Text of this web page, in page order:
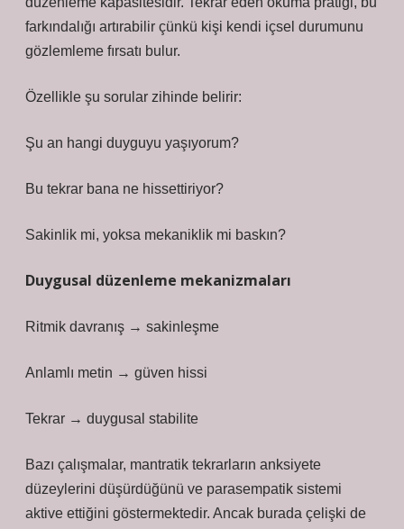
farkındalığı artırabilir çünkü kişi kendi içsel durumunu
gözlemleme fırsatı bulur.
Özellikle şu sorular zihinde belirir:
Şu an hangi duyguyu yaşıyorum?
Bu tekrar bana ne hissettiriyor?
Sakinlik mi, yoksa mekaniklik mi baskın?
Duygusal düzenleme mekanizmaları
Ritmik davranış → sakinleşme
Anlamlı metin → güven hissi
Tekrar → duygusal stabilite
Bazı çalışmalar, mantratik tekrarların anksiyete
düzeylerini düşürdüğünü ve parasempatik sistemi
aktive ettiğini göstermektedir. Ancak burada çelişki de